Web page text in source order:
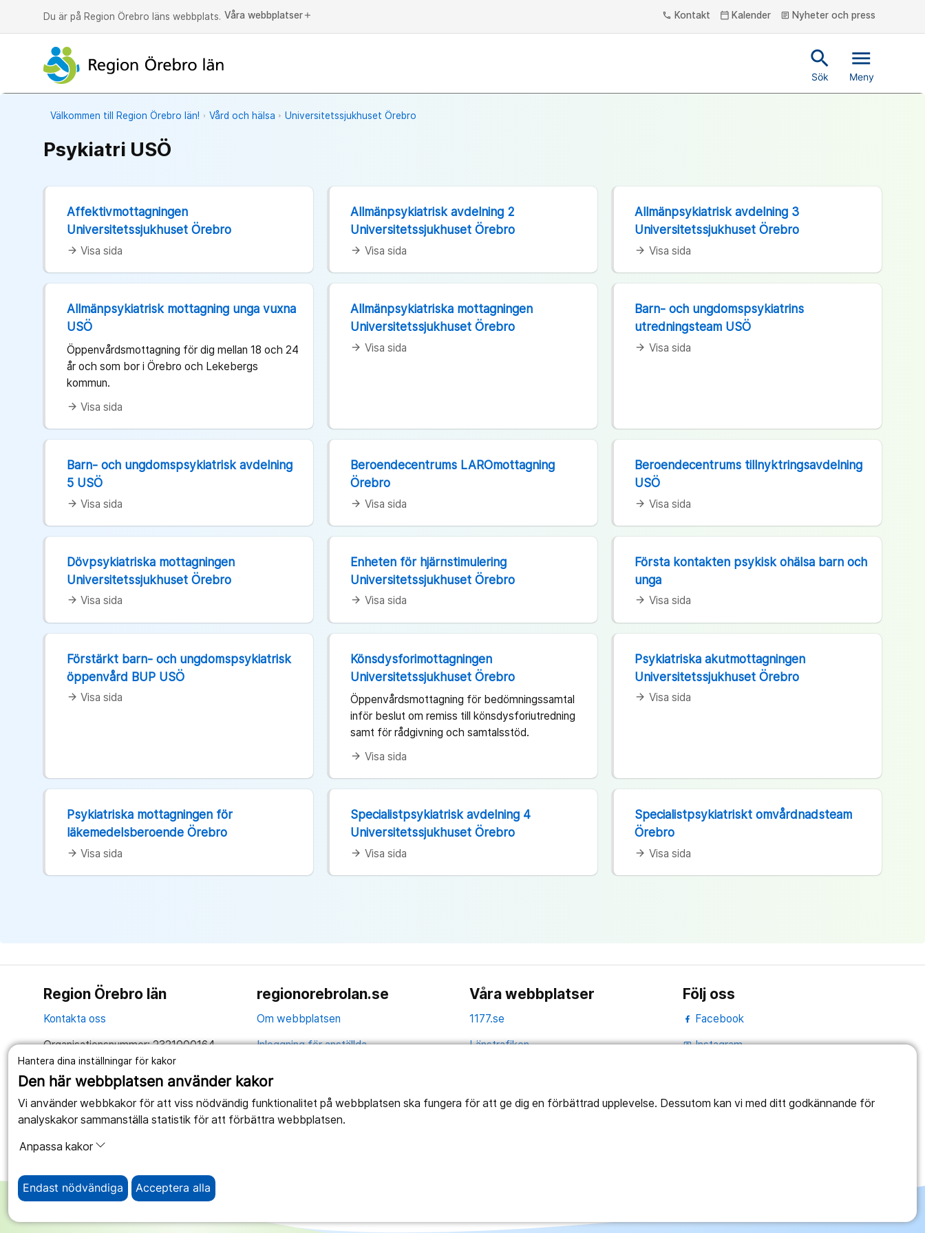
Hantera dina inställningar för kakor
Den här webbplatsen använder kakor
Vi använder webbkakor för att viss nödvändig funktionalitet på webbplatsen ska fungera för att ge dig en förbättrad upplevelse. Dessutom kan vi med ditt godkännande för
analyskakor sammanställa statistik för att förbättra webbplatsen.
Anpassa kakor
Endast nödvändiga Acceptera alla
Du är på Region Örebro läns webbplats. Våra webbplatser add phone Kontakt calendar_today Kalender article Nyheter och press
search
Sök
menu
Meny
Välkommen till Region Örebro län! Vård och hälsa Universitetssjukhuset Örebro
Psykiatri USÖ
Affektivmottagningen
Universitetssjukhuset Örebro
arrow_forward Visa sida
Allmänpsykiatrisk avdelning 2
Universitetssjukhuset Örebro
arrow_forward Visa sida
Allmänpsykiatrisk avdelning 3
Universitetssjukhuset Örebro
arrow_forward Visa sida
Allmänpsykiatrisk mottagning unga vuxna
USÖ
Öppenvårdsmottagning för dig mellan 18 och 24
år och som bor i Örebro och Lekebergs
kommun.
arrow_forward Visa sida
Allmänpsykiatriska mottagningen
Universitetssjukhuset Örebro
arrow_forward Visa sida
Barn- och ungdomspsykiatrins
utredningsteam USÖ
arrow_forward Visa sida
Barn- och ungdomspsykiatrisk avdelning
5 USÖ
arrow_forward Visa sida
Beroendecentrums LAROmottagning
Örebro
arrow_forward Visa sida
Beroendecentrums tillnyktringsavdelning
USÖ
arrow_forward Visa sida
Dövpsykiatriska mottagningen
Universitetssjukhuset Örebro
arrow_forward Visa sida
Enheten för hjärnstimulering
Universitetssjukhuset Örebro
arrow_forward Visa sida
Första kontakten psykisk ohälsa barn och
unga
arrow_forward Visa sida
Förstärkt barn- och ungdomspsykiatrisk
öppenvård BUP USÖ
arrow_forward Visa sida
Könsdysforimottagningen
Universitetssjukhuset Örebro
Öppenvårdsmottagning för bedömningssamtal
inför beslut om remiss till könsdysforiutredning
samt för rådgivning och samtalsstöd.
arrow_forward Visa sida
Psykiatriska akutmottagningen
Universitetssjukhuset Örebro
arrow_forward Visa sida
Psykiatriska mottagningen för
läkemedelsberoende Örebro
arrow_forward Visa sida
Specialistpsykiatrisk avdelning 4
Universitetssjukhuset Örebro
arrow_forward Visa sida
Specialistpsykiatriskt omvårdnadsteam
Örebro
arrow_forward Visa sida
Region Örebro län
Kontakta oss
Organisationsnummer: 2321000164
Tillsammans skapar vi ett bättre liv
regionorebrolan.se
Om webbplatsen
Inloggning för anställda
Anslagstavla
Tillgänglighetsredogörelse
Våra webbplatser
1177.se
Länstrafiken
Utveckling
Följ oss
Facebook
portraitInstagram